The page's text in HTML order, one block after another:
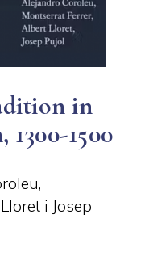
in
1500
i Josep